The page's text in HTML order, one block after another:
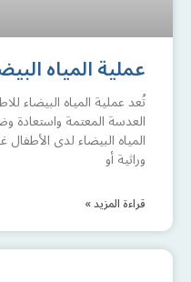
عملية المياه
تُعد عملية المياه البيضاء
العدسة المعتمة واستعادة
المياه البيضاء لدى
وراثية أو
قراءة المزيد »